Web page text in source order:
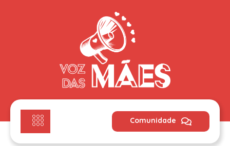
Comunidade